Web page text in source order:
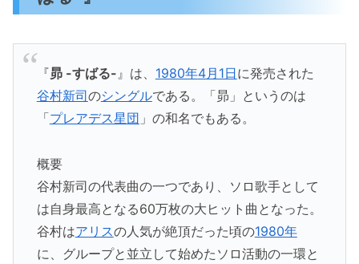
『昴 -すばる-』は、 1980年4月1日に発売された
谷村新司のシングルである。「昴」というのは
「プレアデス星団 」の和名でもある。
概要
谷村新司の代表曲の一つであり、ソロ歌手として
は自身最高となる60万枚の大ヒット曲となった。
谷村はアリスの人気が絶頂だった頃の1980年
に、グループと並立して始めたソロ活動の一環と